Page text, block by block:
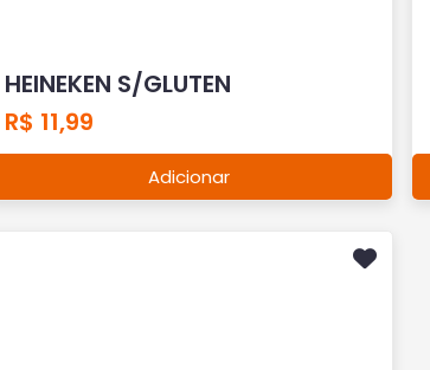
HEINEKEN S/GLUTEN
R$ 11,99
Adicionar